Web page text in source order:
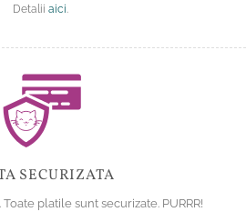
Detalii aici
SECURIZATA
platile sunt securizate. PURRR!